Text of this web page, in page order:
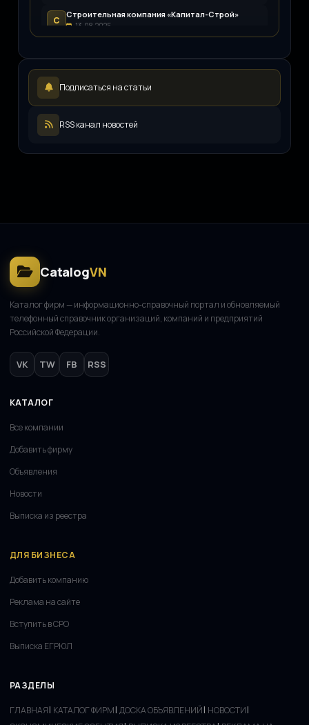
С
Строительная компания «Капитал-Строй»
13.08.2025
L 12.08.2025
Р
Русский инженерный клуб
Подписаться на статьи
RSS канал новостей
CatalogVN
Каталог фирм — информационно-справочный портал и обновляемый
телефонный справочник организаций, компаний и предприятий
Российской Федерации.
VK TW FB RSS
КАТАЛОГ
Все компании
Добавить фирму
Объявления
Новости
Выписка из реестра
ДЛЯ БИЗНЕСА
Добавить компанию
Реклама на сайте
Вступить в СРО
Выписка ЕГРЮЛ
РАЗДЕЛЫ
ГЛАВНАЯ| КАТАЛОГ ФИРМ| ДОСКА ОБЪЯВЛЕНИЙ| НОВОСТИ|